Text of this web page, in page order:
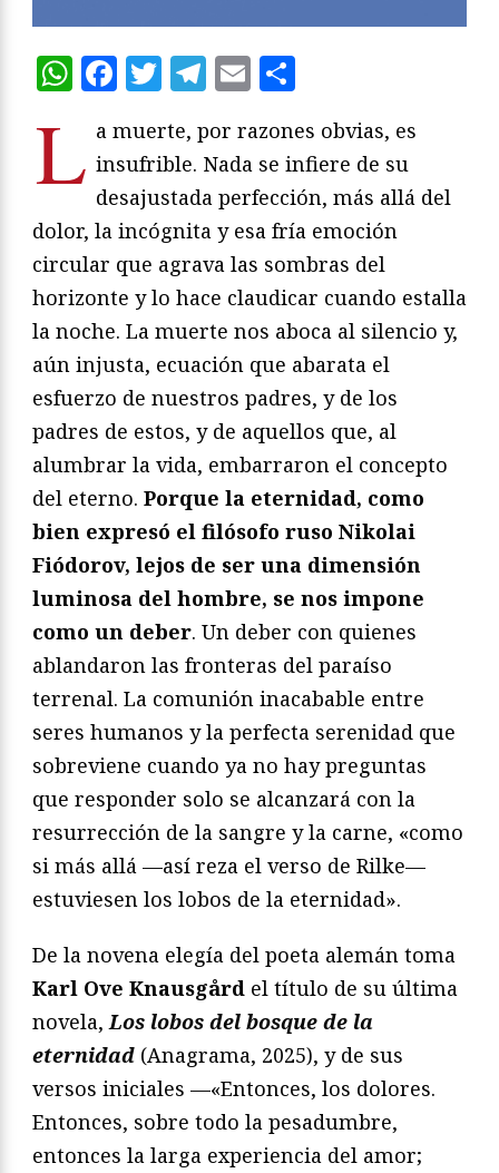
WhatsApp
Facebook
Twitter
Telegram
Email
L a muerte, por razones obvias, es
insufrible. Nada se infiere de su
desajustada perfección, más allá del
dolor, la incógnita y esa fría emoción
circular que agrava las sombras del
horizonte y lo hace claudicar cuando estalla
la noche. La muerte nos aboca al silencio y,
aún injusta, ecuación que abarata el
esfuerzo de nuestros padres, y de los
padres de estos, y de aquellos que, al
alumbrar la vida, embarraron el concepto
del eterno. Porque la eternidad, como
bien expresó el filósofo ruso Nikolai
Fiódorov, lejos de ser una dimensión
luminosa del hombre, se nos impone
como un deber. Un deber con quienes
ablandaron las fronteras del paraíso
terrenal. La comunión inacabable entre
seres humanos y la perfecta serenidad que
sobreviene cuando ya no hay preguntas
que responder solo se alcanzará con la
resurrección de la sangre y la carne, «como
si más allá —así reza el verso de Rilke—
estuviesen los lobos de la eternidad».
De la novena elegía del poeta alemán toma
Karl Ove Knausgård el título de su última
novela, Los lobos del bosque de la
eternidad (Anagrama, 2025), y de sus
versos iniciales —«Entonces, los dolores.
Entonces, sobre todo la pesadumbre,
entonces la larga experiencia del amor;